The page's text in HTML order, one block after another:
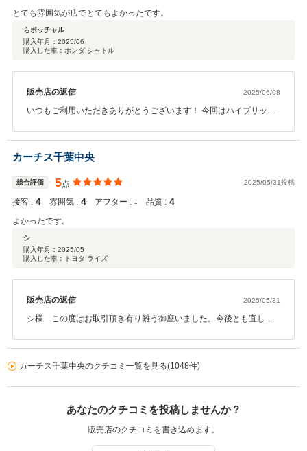
とても雰囲気が店でとてもよかったです。
らポッチャル
購入年月： 2025/06
購入した車：ホンダ シャトル
販売店の返信 2025/06/08
いつもご利用いただきありがとうございます！ 今回はハイブリッド
カーチス千葉中央
総合評価 5点 2025/05/31投稿
接客 : 4 雰囲気 : 4 アフター : ‐ 品質 : 4
よかったです。
シ
購入年月： 2025/05
購入した車：トヨタ ライズ
販売店の返信 2025/05/31
シ様 この度はお取引頂き有り難う御座いました。今後とも宜しく
カーチス千葉中央のクチコミ一覧を見る(1048件)
あなたのクチコミを投稿しませんか？
販売店のクチコミを書き込めます。